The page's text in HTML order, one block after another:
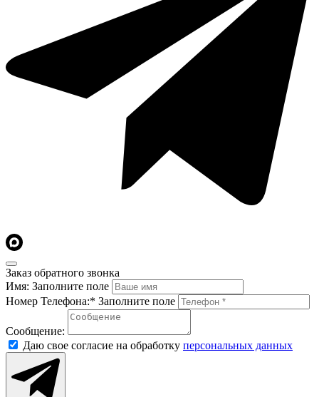
Заказ обратного звонка
Имя: Заполните поле
Номер Телефона:* Заполните поле
Сообщение:
Даю свое согласие на обработку персональных данных